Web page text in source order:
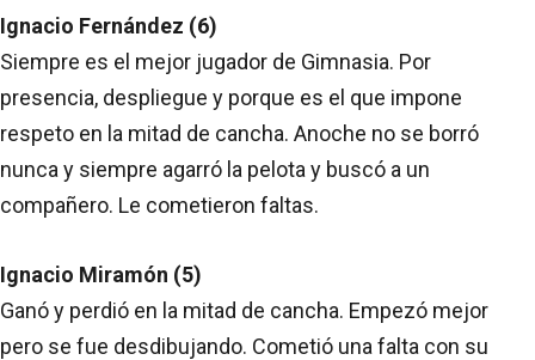
Ignacio Fernández (6)
Siempre es el mejor jugador de Gimnasia. Por
presencia, despliegue y porque es el que impone
respeto en la mitad de cancha. Anoche no se borró
nunca y siempre agarró la pelota y buscó a un
compañero. Le cometieron faltas.
Ignacio Miramón (5)
Ganó y perdió en la mitad de cancha. Empezó mejor
pero se fue desdibujando. Cometió una falta con su